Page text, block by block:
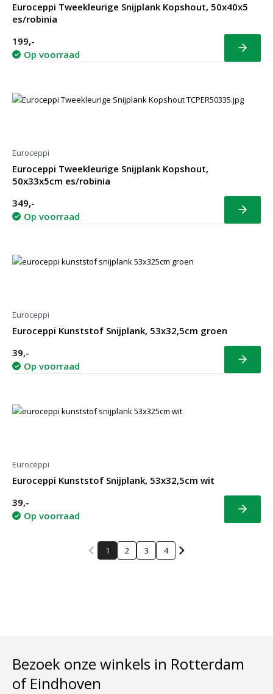
Euroceppi Tweekleurige Snijplank Kopshout, 50x40x5
es/robinia
199,-
Op voorraad
Bekijk
Euroceppi
Euroceppi Tweekleurige Snijplank Kopshout,
50x33x5cm es/robinia
349,-
Op voorraad
Bekijk
Euroceppi
Euroceppi Kunststof Snijplank, 53x32,5cm groen
39,-
Op voorraad
Bekijk
Euroceppi
Euroceppi Kunststof Snijplank, 53x32,5cm wit
39,-
Op voorraad
Bekijk
1 2 3 4
Bezoek onze winkels in Rotterdam
of Eindhoven